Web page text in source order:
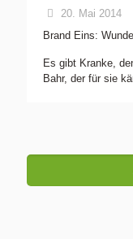
20. Mai 2014
Brand Eins:
Es gibt Kranke,
Bahr, der für sie